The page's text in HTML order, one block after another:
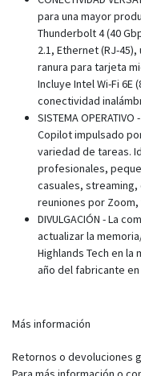
para una mayor
Thunderbolt 4 (40
2.1, Ethernet (RJ-
ranura para tarjeta
Incluye Intel Wi-Fi 6E
conectividad
SISTEMA
Copilot impulsado
variedad de tareas.
profesionales,
casuales,
reuniones por
DIVULGACIÓN - La
actualizar la
Highlands Tech en la
año del fabricante
Más información
Retornos o devoluciones